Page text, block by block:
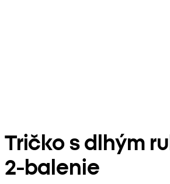
Tričko s dlhým
2-balenie